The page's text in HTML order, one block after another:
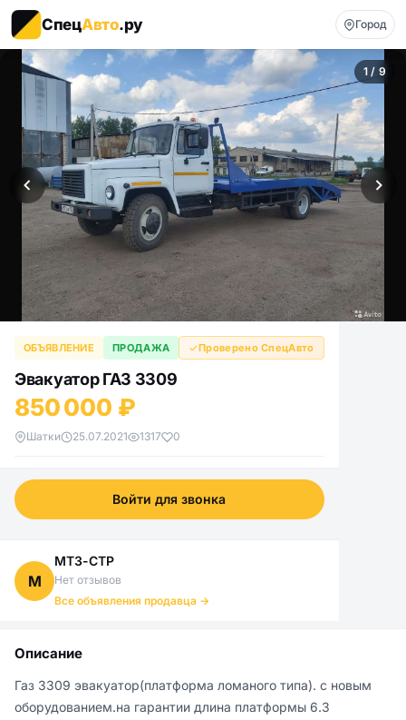
СпецАвто.ру Город
1 / 9
ОБЪЯВЛЕНИЕ ПРОДАЖА Проверено СпецАвто
Эвакуатор ГАЗ 3309
850 000 ₽
Шатки 25.07.2021 1317 0
Войти для звонка
М
МТЗ-СТР
Нет отзывов
Все объявления продавца →
Описание
Газ 3309 эвакуатор(платформа ломаного типа). с новым
оборудованием.на гарантии длина платформы 6.3